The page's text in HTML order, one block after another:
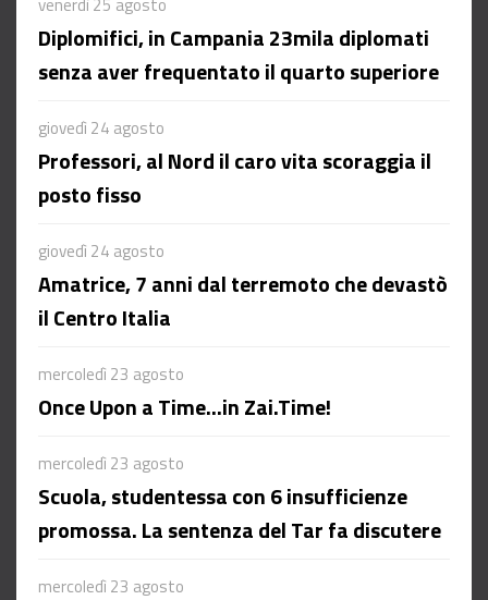
Diplomifici, in Campania 23mila diplomati
senza aver frequentato il quarto superiore
giovedì 24 agosto
Professori, al Nord il caro vita scoraggia il
posto fisso
giovedì 24 agosto
Amatrice, 7 anni dal terremoto che devastò
il Centro Italia
mercoledì 23 agosto
Once Upon a Time...in Zai.Time!
mercoledì 23 agosto
Scuola, studentessa con 6 insufficienze
promossa. La sentenza del Tar fa discutere
mercoledì 23 agosto